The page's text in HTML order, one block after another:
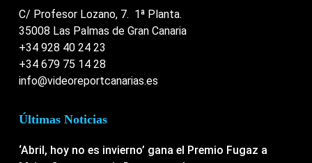
C/ Profesor Lozano, 7. 1ª Planta.
35008 Las Palmas de Gran Canaria
+34 928 40 24 23
+34 679 75 14 28
info@videoreportcanarias.es
Últimas Noticias
‘Abril, hoy no es invierno’ gana el Premio Fugaz a